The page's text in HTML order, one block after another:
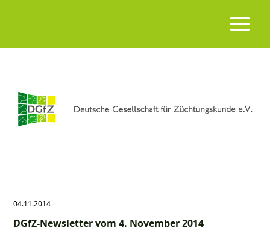
04.11.2014
DGfZ-Newsletter vom 4. November 2014